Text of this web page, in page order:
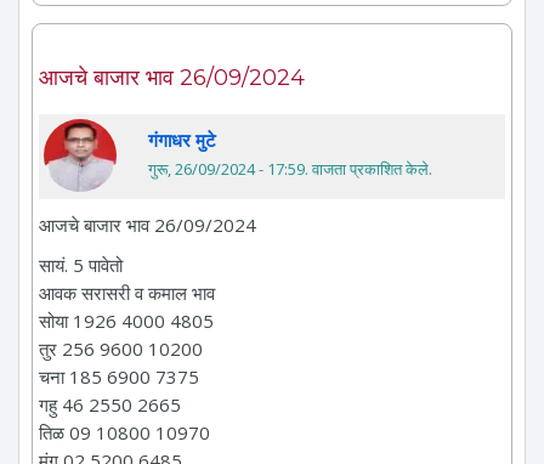
आजचे बाजार भाव 26/09/2024
गंगाधर मुटे
गुरू, 26/09/2024 - 17:59. वाजता प्रकाशित केले.
आजचे बाजार भाव 26/09/2024
सायं. 5 पावेतो
आवक सरासरी व कमाल भाव
सोया 1926 4000 4805
तुर 256 9600 10200
चना 185 6900 7375
गहु 46 2550 2665
तिळ 09 10800 10970